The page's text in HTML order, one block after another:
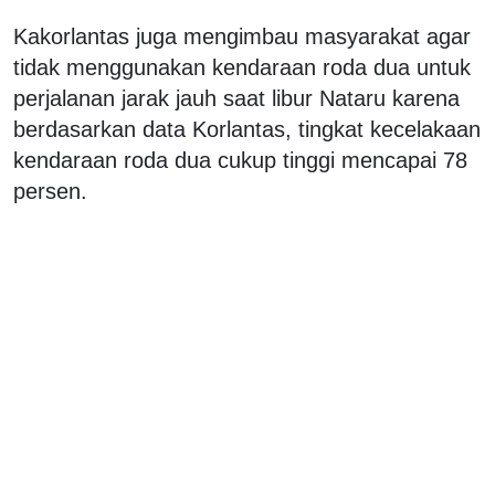
Kakorlantas juga mengimbau masyarakat agar
tidak menggunakan kendaraan roda dua untuk
perjalanan jarak jauh saat libur Nataru karena
berdasarkan data Korlantas, tingkat kecelakaan
kendaraan roda dua cukup tinggi mencapai 78
persen.